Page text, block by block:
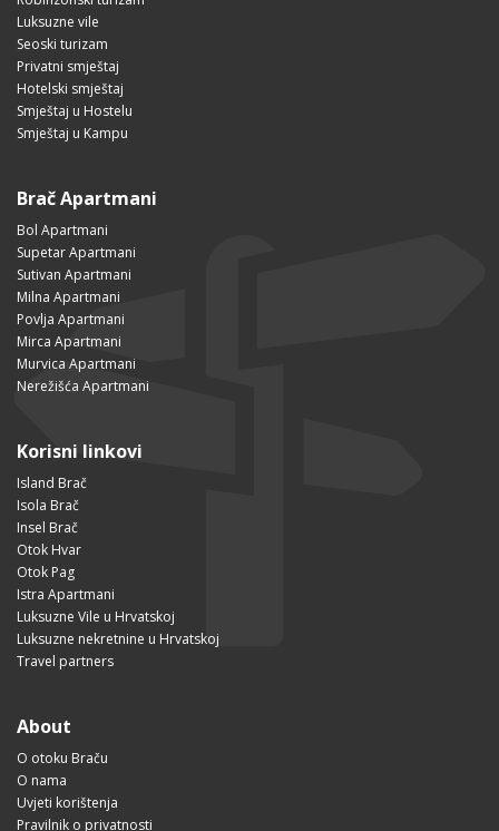
Luksuzne vile
Seoski turizam
Privatni smještaj
Hotelski smještaj
Smještaj u Hostelu
Smještaj u Kampu
Brač Apartmani
Bol Apartmani
Supetar Apartmani
Sutivan Apartmani
Milna Apartmani
Povlja Apartmani
Mirca Apartmani
Murvica Apartmani
Nerežišća Apartmani
Korisni linkovi
Island Brač
Isola Brač
Insel Brač
Otok Hvar
Otok Pag
Istra Apartmani
Luksuzne Vile u Hrvatskoj
Luksuzne nekretnine u Hrvatskoj
Travel partners
About
O otoku Braču
O nama
Uvjeti korištenja
Pravilnik o privatnosti